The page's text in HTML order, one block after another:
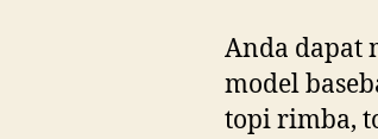
Anda dapat
model
topi rimba,